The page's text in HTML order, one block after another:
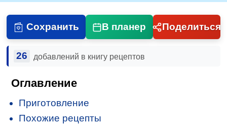
Сохранить В планер Поделиться
26 добавлений в книгу рецептов
Оглавление
Приготовление
Похожие рецепты